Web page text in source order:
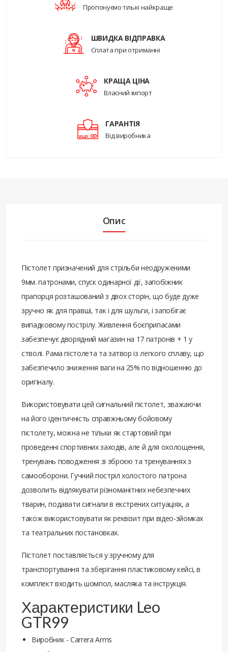
Пропонуємо тількі найкраще
ШВИДКА ВІДПРАВКА
Сплата при отриманні
КРАЩА ЦІНА
Власний імпорт
ГАРАНТІЯ
Від виробника
Опис
Пістолет призначений для стрільби неодруженими
9мм. патронами, спуск одинарної дії, запобіжник
прапорця розташований з двох сторін, що буде дуже
зручно як для правші, так і для шульги, і запобігає
випадковому пострілу. Живлення боєприпасами
забезпечує дворядний магазин на 17 патронів + 1 у
стволі. Рама пістолета та затвор із легкого сплаву, що
забезпечило зниження ваги на 25% по відношенню до
оригіналу.
Використовувати цей сигнальний пістолет, зважаючи
на його ідентичність справжньому бойовому
пістолету, можна не тільки як стартовий при
проведенні спортивних заходів, але й для охолощення,
тренувань поводження зі зброєю та тренуваннях з
самооборони. Гучний постріл холостого патрона
дозволить відлякувати різноманітних небезпечних
тварин, подавати сигнали в екстрених ситуаціях, а
також використовувати як реквізит при відео-зйомках
та театральних постановках.
Пістолет поставляється у зручному для
транспортування та зберігання пластиковому кейсі, в
комплект входить шомпол, масляка та інструкція.
Характеристики Leo
GTR99
Виробник - Carrera Arms